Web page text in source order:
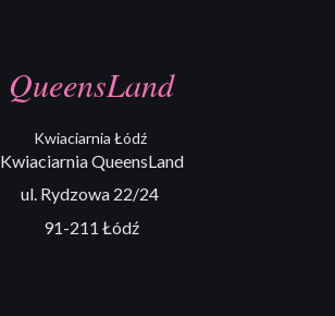
QueensLand
Kwiaciarnia Łódź
Kwiaciarnia QueensLand
ul. Rydzowa 22/24
91-211 Łódź